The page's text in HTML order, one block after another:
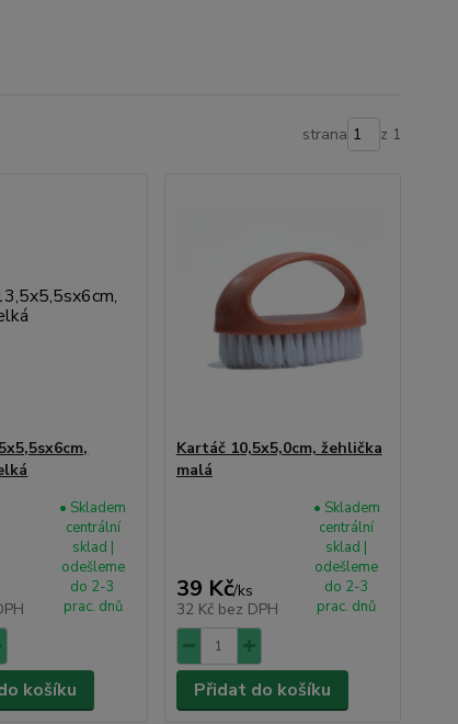
strana z 1
• Skladem
centrální
sklad |
odešleme
do 2-3
prac. dnů
košíku
Kartáč 10,5x5,0cm, žehlička
malá
39 Kč/ks
32 Kč bez DPH
• Skladem
centrální
sklad |
odešleme
do 2-3
prac. dnů
Přidat do košíku